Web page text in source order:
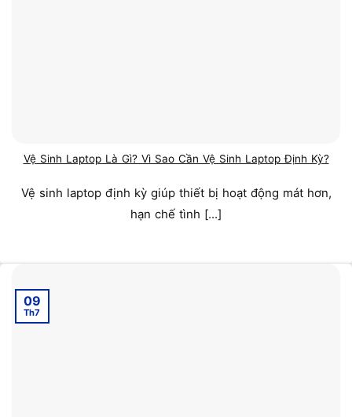
Vệ Sinh Laptop Là Gì? Vì Sao Cần Vệ Sinh Laptop Định Kỳ?
Vệ sinh laptop định kỳ giúp thiết bị hoạt động mát hơn,
hạn chế tình [...]
09
Th7